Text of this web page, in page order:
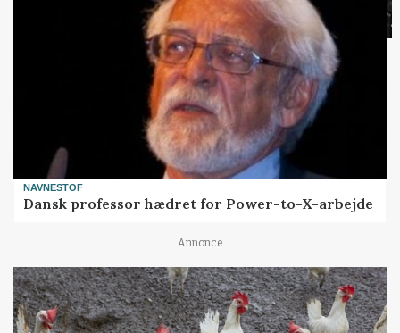
NAVNESTOF
Dansk professor hædret for Power-to-X-arbejde
Annonce